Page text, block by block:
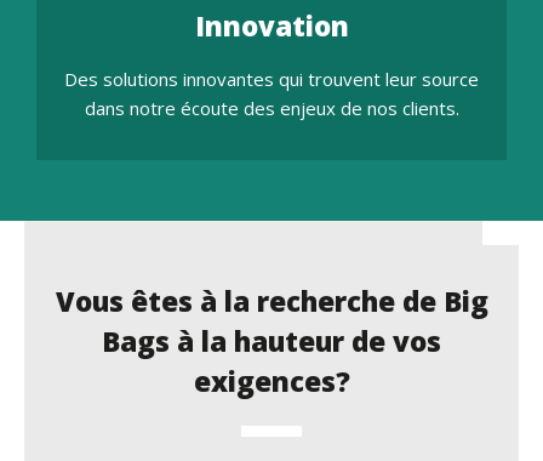
Innovation
Des solutions innovantes qui trouvent leur source
dans notre écoute des enjeux de nos clients.
Vous êtes à la recherche de Big
Bags à la hauteur de vos
exigences?